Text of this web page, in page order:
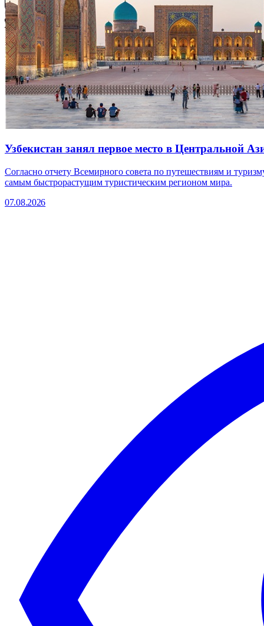
Узбекистан занял первое место в Центральной
Согласно отчету Всемирного совета по путешествиям и
самым быстрорастущим туристическим регионом мира.
07.08.2026